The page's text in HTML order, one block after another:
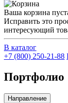
Ваша корзина
Исправить это
интересующий
В каталог
+7 (800) 250-21-88
Портфолио
Направление